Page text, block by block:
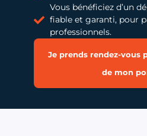
Vous bénéficiez d’un
fiable et garanti, pour
professionnels.
Je prends rendez-vous
de mon